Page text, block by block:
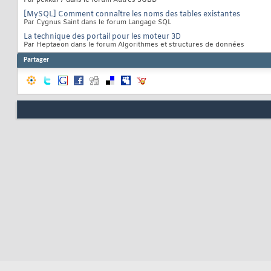
[MySQL] Comment connaître les noms des tables existantes
Par Cygnus Saint dans le forum Langage SQL
La technique des portail pour les moteur 3D
Par Heptaeon dans le forum Algorithmes et structures de données
Partager